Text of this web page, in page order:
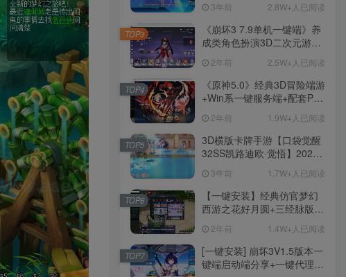
说明文件
3年前 2.8W+人已阅读
《崩坏3 7.9单机一键端》养
成类角色扮演3D二次元游
用、无限资源、附带保姆级
安装教程
2年前 2.5W+人已阅读
TOP3
《原神5.0》经典3D冒险端游
+Win系一键服务端+配套PC
池文件
2年前 1.9W+人已阅读
TOP4
3D横版卡牌手游【口袋觉醒
32SS凯路迪欧·觉悟】2023
+支付对接+安卓苹果双端+运
营后台+GM授权后台+代理
后台
3年前 1.7W+人已阅读
TOP5
【一键安装】经典仿官梦幻
西游之花好月圆+三经脉版本
卡+剧情活动+视频搭建及其
他修改资料
2年前 1.4W+人已阅读
TOP6
[一键安装] 崩坏3V1.5版本一
键端启动端分享+一键代理
TOP7